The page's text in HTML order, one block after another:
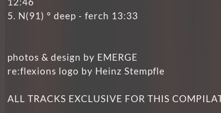
5. N(91) ° deep - ferch 13:33
photos & design by EMERGE
re:flexions logo by Heinz Stempfle
ALL TRACKS EXCLUSIVE FOR THIS